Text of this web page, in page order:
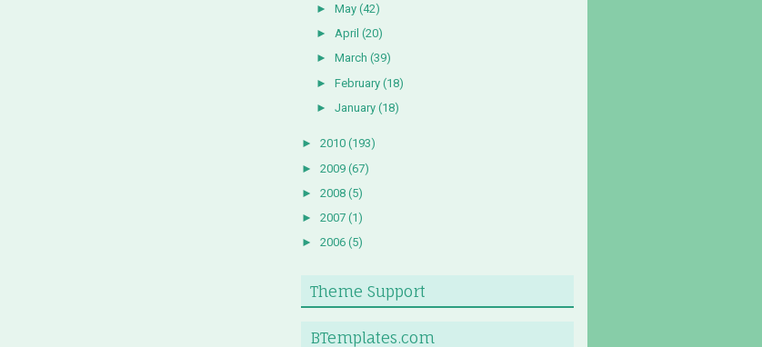
► May (42)
► April (20)
► March (39)
► February (18)
► January (18)
► 2010 (193)
► 2009 (67)
► 2008 (5)
► 2007 (1)
► 2006 (5)
Theme Support
BTemplates.com